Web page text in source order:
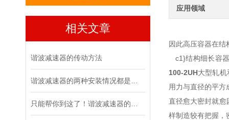
相关文章
谐波减速器的传动方法
应用领域
因此高压容器在
c1}结构细长容
100-2UH大型轧
用力与直径的平方
直径愈大密封就愈
样制造较有把握，